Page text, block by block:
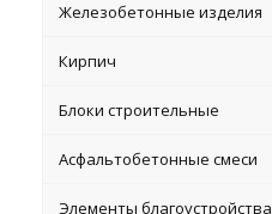
Железобетонные изделия
Кирпич
Блоки строительные
Асфальтобетонные смеси
Элементы благоустройства